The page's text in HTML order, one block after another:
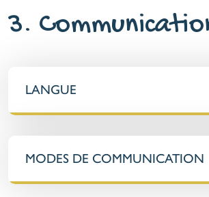
3.
LANGUE
MODES DE COMMUNICATION